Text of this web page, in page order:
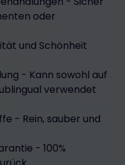
oder
und Schönheit
- Kann sowohl auf
verwendet
- Rein, sauber und
- 100%